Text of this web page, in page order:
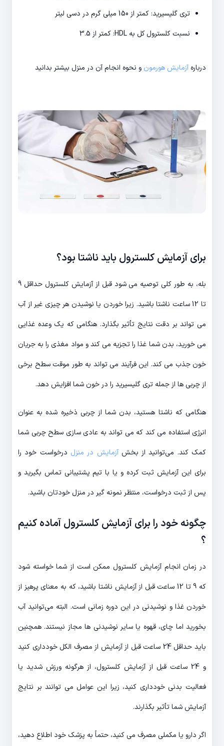
تری گلیسیرید: کمتر از 150 میلی گرم در دسی لیتر
نسبت کلسترول کل به HDL: کمتر از 3.5
درباره آزمایش هورمون و نحوه انجام آن در منزل بیشتر بدانید
برای آزمایش کلسترول باید ناشتا بود؟
بله، به طور کلی توصیه می شود قبل از آزمایش کلسترول حداقل 9
تا 12 ساعت ناشتا باشید. زیرا خوردن یا نوشیدن هر چیزی غیر از آب
می تواند بر دقت نتایج تأثیر بگذارد. هنگامی که یک وعده غذایی
می خورید، بدن شما غذا را تجزیه می کند و مواد مغذی را به جریان
خون جذب می کند. این فرآیند می تواند به طور موقت سطح برخی
از چربی ها از جمله تری گلیسیرید را در خون شما افزایش دهد.
هنگامی که ناشتا هستید، بدن شما از چربی ذخیره شده به عنوان
انرژی استفاده می کند که می تواند به عادی سازی سطح چربی شما
کمک کند. می‌توانید از بخشآزمایش در منزل درخواست خود را
برای این آزمایش ثبت کرده و یا با تیم پشتیبانی تماس بگیرید و
پس از ثبت درخواست، منتظر نمونه گیر در منزل خودتان باشید.
چگونه خود را برای آزمایش کلسترول آماده کنیم
؟
در زمان انجام آزمایش کلسترول ممکن است از شما خواسته شود
که 9 تا 12 ساعت قبل از آزمایش ناشتا باشید، که به معنای پرهیز از
خوردن غذا و نوشیدنی در این دوره زمانی است. البته می‌توانید آب
بخورید اما چای، قهوه یا سایر نوشیدنی ها مجاز نیستند. همچنین
باید حداقل 24 ساعت قبل از آزمایش از مصرف الکل خودداری کنید
و 24 ساعت قبل از آزمایش کلسترول، از هرگونه ورزش شدید یا
فعالیت بدنی خودداری کنید، زیرا این عوامل می توانند بر نتایج
آزمایش شما تأثیر بگذارند.
اگر دارو یا مکملی مصرف می کنید، حتماً به پزشک خود اطلاع دهید،